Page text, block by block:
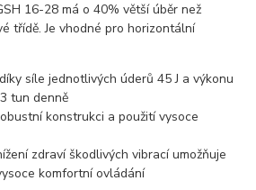
16-28 má o 40% větší úběr než
třídě. Je vhodné pro horizontální
síle jednotlivých úderů 45 J a výkonu
tun denně
konstrukci a použití vysoce
zdraví škodlivých vibrací umožňuje
komfortní ovládání